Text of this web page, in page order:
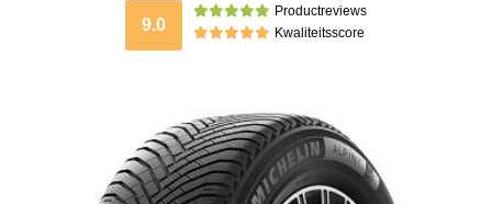
9.0
Productreviews
Kwaliteitsscore